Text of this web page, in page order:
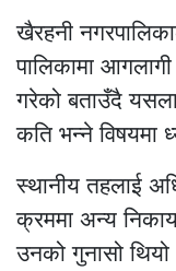
खैरहनी
पालिकामा आगलागी
गरेको बताउँदै
कति भन्ने विषयमा
स्थानीय तहलाई
क्रममा अन्य
उनको गुनासो